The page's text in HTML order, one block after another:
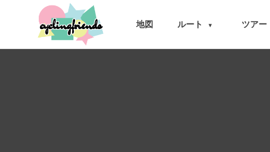
cyclingfriends 地図 ルート ▾ ツアー